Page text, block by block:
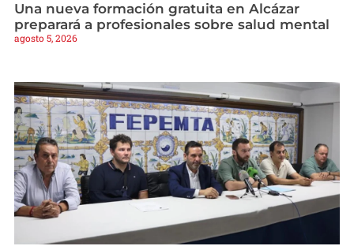
Una nueva formación gratuita en Alcázar
preparará a profesionales sobre salud mental
agosto 5, 2026